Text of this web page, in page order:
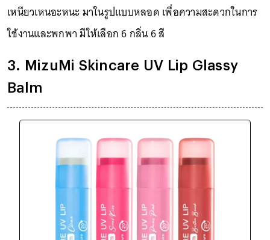
เหนียวเหนอะหนะ มาในรูปแบบหลอด เพื่อความสะดวกในการ
ใช้งานและพกพา มีให้เลือก 6 กลิ่น 6 สี
3. MizuMi Skincare UV Lip Glassy
Balm